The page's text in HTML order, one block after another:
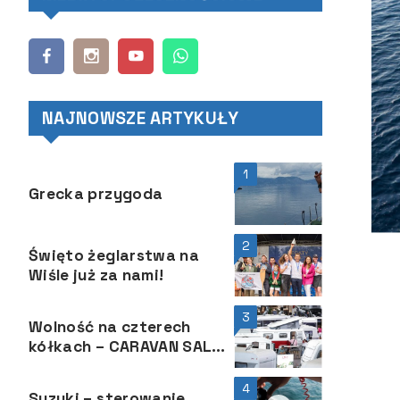
NAJNOWSZE ARTYKUŁY
1
Grecka przygoda
2
Święto żeglarstwa na
Wiśle już za nami!
3
Wolność na czterech
kółkach – CARAVAN SALON
4